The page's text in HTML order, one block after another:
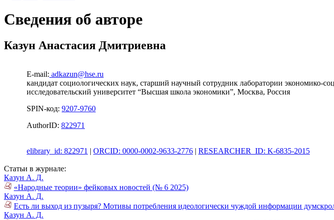
Сведения об авторе
Казун Анастасия Дмитриевна
E-mail: adkazun@hse.ru
кандидат социологических наук, старший научный сотрудник лаборатории экономико-
исследовательский университет “Высшая школа экономики”, Москва, Россия
SPIN-код: 9207-9760
AuthorID: 822971
elibrary_id: 822971 | ORCID: 0000-0002-9633-2776 | RESEARCHER_ID: K-6835-2015
Статьи в журнале:
Казун А. Д.
«Народные теории» фейковых новостей (№ 6 2025)
Казун А. Д.
Есть ли выход из пузыря? Мотивы потребления идеологически чуждой информации
Казун А. Д.